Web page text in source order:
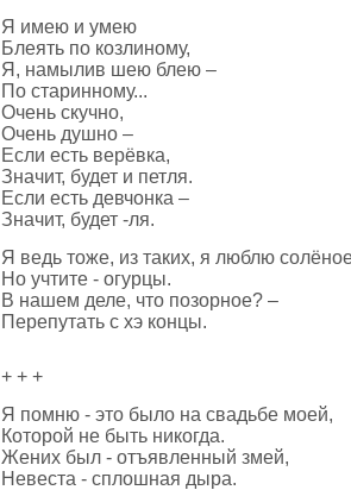
Я имею и умею
Блеять по козлиному,
Я, намылив шею блею –
По старинному...
Очень скучно,
Очень душно –
Если есть верёвка,
Значит, будет и петля.
Если есть девчонка –
Значит, будет -ля.
Я ведь тоже, из таких, я люблю
Но учтите - огурцы.
В нашем деле, что позорное? –
Перепутать с хэ концы.
+ + +
Я помню - это было на свадьбе моей,
Которой не быть никогда.
Жених был - отъявленный змей,
Невеста - сплошная дыра.